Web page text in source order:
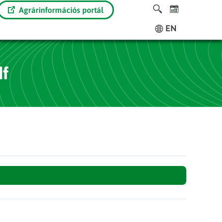
Agrárinformációs portál
EN